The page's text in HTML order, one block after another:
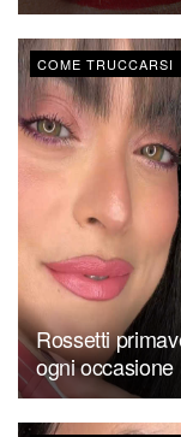
COME TRUCCARSI
Rossetti
ogni occasione